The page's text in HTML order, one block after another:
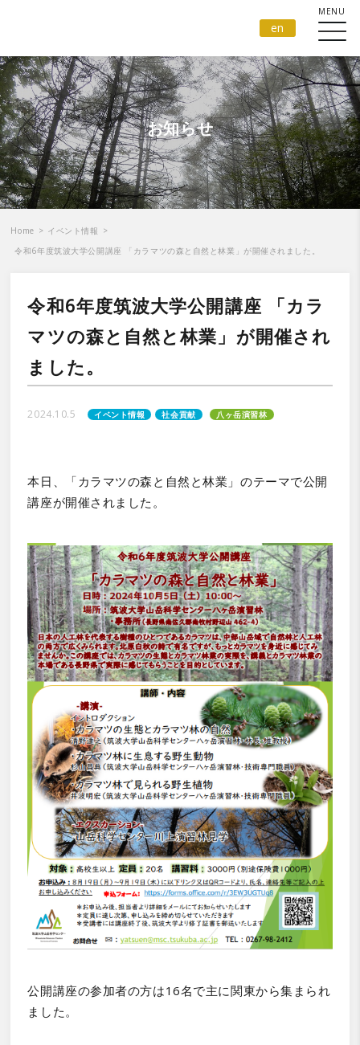
en
お知らせ
Home > イベント情報 >
令和6年度筑波大学公開講座 「カラマツの森と自然と林業」が開催されました。
令和6年度筑波大学公開講座 「カラ
マツの森と自然と林業」が開催され
ました。
2024.10.5 イベント情報 社会貢献 八ヶ岳演習林
本日、「カラマツの森と自然と林業」のテーマで公開
講座が開催されました。
公開講座の参加者の方は16名で主に関東から集まられ
ました。